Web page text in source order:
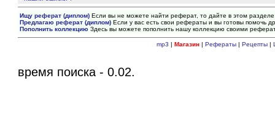
Ищу реферат (диплом) Если вы не можете найти реферат, то дайте в этом
Предлагаю реферат (диплом) Если у вас есть свои рефераты и вы готовы помочь
Пополнить коллекцию Здесь вы можете пополнить нашу коллекцию своими
mp3 | Магазин| Рефераты| Рецепты|
время поиска - 0.02.